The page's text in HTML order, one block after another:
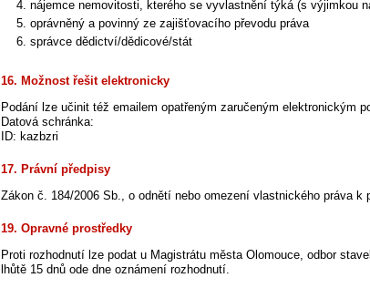
nájemce nemovitosti, kterého se vyvlastnění týká (s výjimkou
oprávněný a povinný ze zajišťovacího převodu práva
správce dědictví/dědicové/stát
16. Možnost řešit elektronicky
Podání lze učinit též emailem opatřeným zaručeným elektronickým
Datová schránka:
ID: kazbzri
17. Právní předpisy
Zákon č. 184/2006 Sb., o odnětí nebo omezení vlastnického práva
19. Opravné prostředky
Proti rozhodnutí lze podat u Magistrátu města Olomouce, odbor
lhůtě 15 dnů ode dne oznámení rozhodnutí.